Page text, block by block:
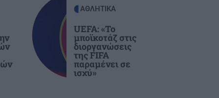
ΑΘΛΗΤΙΚΑ
UEFA: «Το
μποϊκοτάζ στις
διοργανώσεις
της FIFA
παραμένει σε
ισχύ»